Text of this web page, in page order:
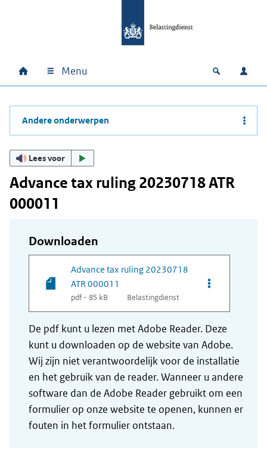
Hoofdnavigatie
Home Menu Open
Andere onderwerpen
Lees voor
Advance tax ruling 20230718 ATR
000011
Downloaden
Advance tax ruling 20230718
ATR 000011
pdf - 85 kB Belastingdienst
Opties van
De pdf kunt u lezen met Adobe Reader. Deze
kunt u downloaden op de website van Adobe.
Wij zijn niet verantwoordelijk voor de installatie
en het gebruik van de reader. Wanneer u andere
software dan de Adobe Reader gebruikt om een
formulier op onze website te openen, kunnen er
fouten in het formulier ontstaan.